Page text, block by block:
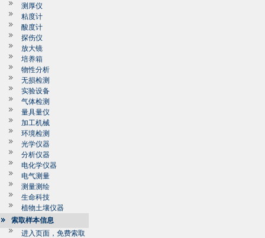
测厚仪
粘度计
酸度计
探伤仪
放大镜
培养箱
物性分析
无损检测
实验设备
气体检测
量具量仪
加工机械
环境检测
光学仪器
分析仪器
电化学仪器
电气测量
测量测绘
生命科技
植物土壤仪器
索取样本信息
进入页面，免费索取